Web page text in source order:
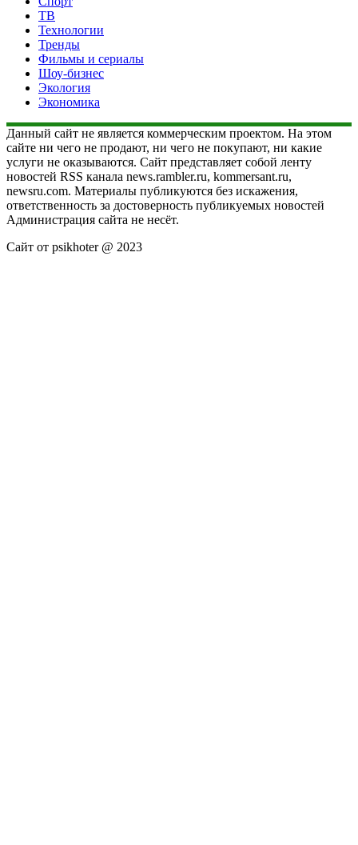
ТВ
Технологии
Тренды
Фильмы и сериалы
Шоу-бизнес
Экология
Экономика
Данный сайт не является коммерческим проектом. На этом
сайте ни чего не продают, ни чего не покупают, ни какие
услуги не оказываются. Сайт представляет собой ленту
новостей RSS канала news.rambler.ru, kommersant.ru,
newsru.com. Материалы публикуются без искажения,
ответственность за достоверность публикуемых новостей
Администрация сайта не несёт.
Сайт от psikhoter @ 2023